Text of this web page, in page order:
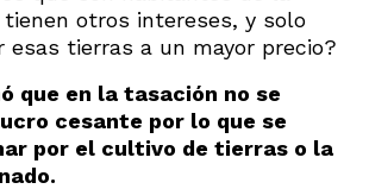
otros intereses, y solo
esas tierras a un mayor precio?
que en la tasación no se
cesante por lo que se
por el cultivo de tierras o la